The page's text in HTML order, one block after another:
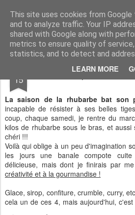
This site uses cookies from
and to analyze traffic. Your IP
shared with Google along with
metrics to ensure quality of
statistics, and to detect and
LEARN MORE
CASSOCO gourmande de
15 Compotée de
La saison de la rhubarbe bat son
incapable de résister à ses belles
coup, chaque samedi, je rentre du
kilos de rhubarbe sous le bras, et aussi
chéri !!!
Voilà qui oblige à un peu d'imagination
les jours une banale compote
délicieuse, mais dont je finirais par
créativité et à la gourmandise !
Glace, sirop, confiture, crumble, curry,
cela un de ces 4, mais aujourd'hui,